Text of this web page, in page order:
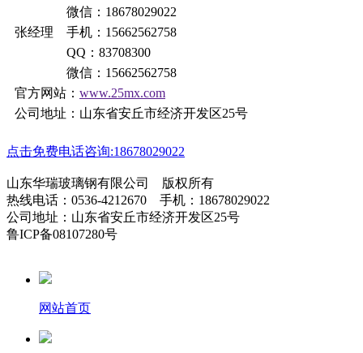
微信：18678029022
张经理 手机：15662562758
QQ：83708300
微信：15662562758
官方网站： www.25mx.com
公司地址：山东省安丘市经济开发区25号
点击免费电话咨询:18678029022
山东华瑞玻璃钢有限公司 版权所有
热线电话：0536-4212670 手机：18678029022
公司地址：山东省安丘市经济开发区25号
鲁ICP备08107280号
网站首页